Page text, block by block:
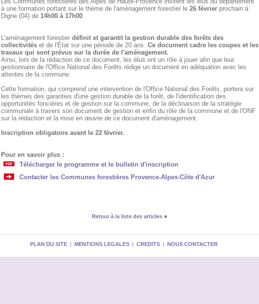
à une formation portant sur le thème de l'aménagement forestier le 26 févrierprochain à
Digne (04) de 14h00 à 17h00 .
L'aménagement forestier définit et garantit la gestion durable des forêts des
collectivitéset de l'État sur une période de 20 ans. Ce document cadre les coupes et les
travaux qui sont prévus sur la durée de l'aménagement.
Ainsi, lors de la rédaction de ce document, les élus ont un rôle à jouer afin que leur
gestionnaire de l'Office National des Forêts rédige un document en adéquation avec les
attentes de la commune.
Cette formation, qui comprend une intervention de l'Office National des Forêts, portera sur
les thèmes des garanties d'une gestion durable de la forêt, de l'identification des
opportunités foncières et de gestion sur la commune, de la déclinaison de la stratégie
communale à travers son document de gestion et enfin du rôle de la commune et de l'ONF
sur la rédaction et la mise en œuvre de ce document d'aménagement.
Inscription obligatoire avant le 22 février.
Pour en savoir plus :
Télécharger le programme et le bulletin d'inscription
Contacter les Communes forestières Provence-Alpes-Côte d'Azur
Retour à la liste des articles
PLAN DU SITE | MENTIONS LEGALES | CREDITS | NOUS CONTACTER